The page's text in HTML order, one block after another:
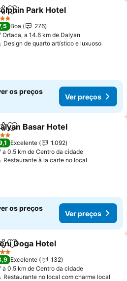
Adicionar aos favoritos
Park Hotel
Boa
276
Ortaca, a 14.6 km de Dalyan
Design de quarto artístico e luxuosoVer
os preços
Ver preços
Adicionar aos favoritos
Basar Hotel
Excelente
1.092
a 0.5 km de Centro da cidade
Restaurante à la carte no local
os preços
Ver preços
Adicionar aos favoritos
Doga Hotel
Excelente
132
a 0.5 km de Centro da cidade
Restaurante no local com charme local